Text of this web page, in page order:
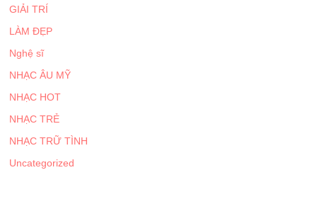
GIẢI TRÍ
LÀM ĐẸP
Nghệ sĩ
NHẠC ÂU MỸ
NHẠC HOT
NHẠC TRẺ
NHẠC TRỮ TÌNH
Uncategorized